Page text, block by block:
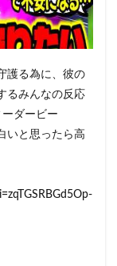
護る為に、彼の
るみんなの反応
ダービー
いと思ったら高